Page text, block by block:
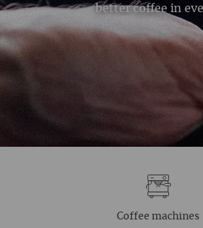
better coffee in
Coffee machines